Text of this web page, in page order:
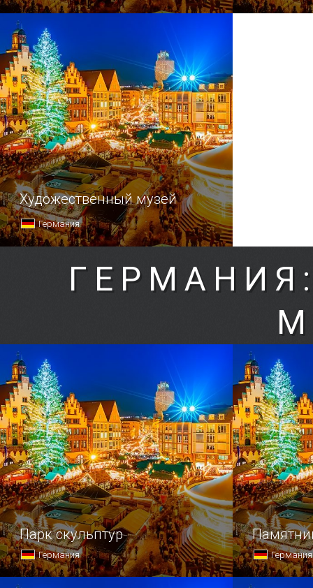
Художественный музей
Германия
Парк скульптур
Германия Германия